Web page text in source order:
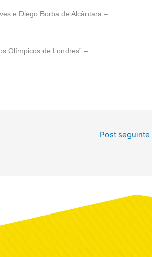
e Diego Borba de Alcântara –
Olímpicos de Londres” –
Post seguinte